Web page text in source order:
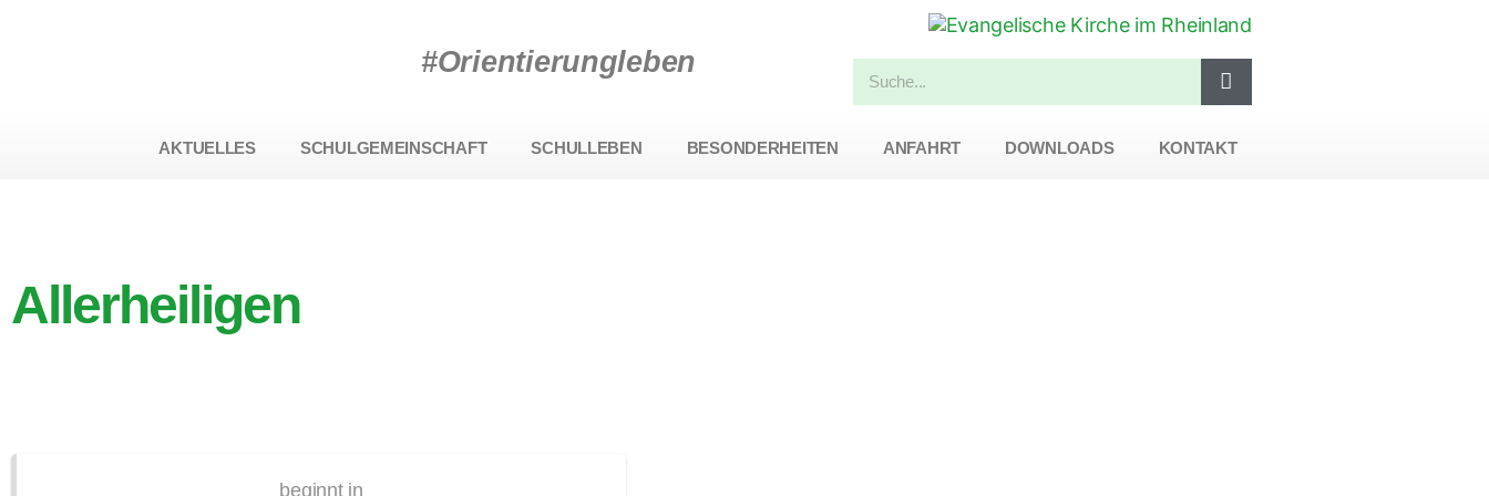
#Orientierungleben
AKTUELLES SCHULGEMEINSCHAFT SCHULLEBEN BESONDERHEITEN ANFAHRT DOWNLOADS KONTAKT
Allerheiligen
beginnt in